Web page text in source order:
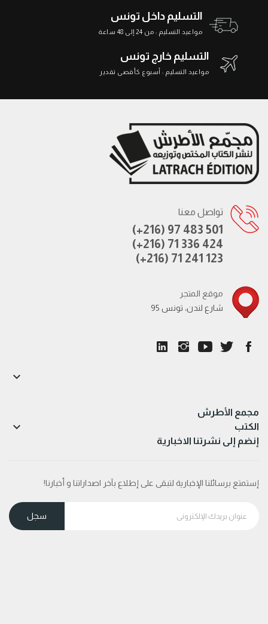
التسليم داخل تونس
مواعيد التسليم : من 24 إلى 48 ساعة
التسليم خارج تونس
مواعيد التسليم : أسبوع كأقصى تقدير
تواصل معنا
(+216) 97 483 501
(+216) 71 336 424
(+216) 71 241 123
موقع المتجر
95 شارع لندن، تونس
مجمع الأطرش

الكتب 
إنضم إلى نشرتنا الاخبارية
إستمتع برسائلنا الإخبارية لتبقى على إطلاع بآخر اصداراتنا و أخبارنا!